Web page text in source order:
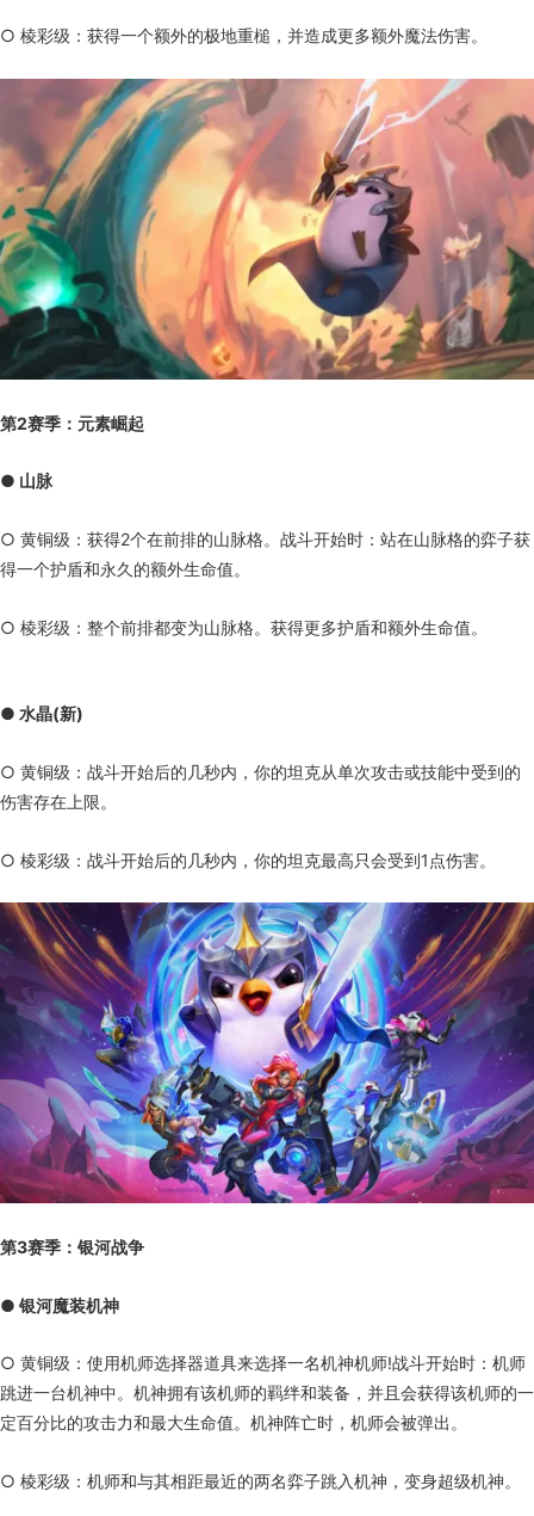
○ 棱彩级：获得一个额外的极地重槌，并造成更多额外魔法伤害。
第2赛季：元素崛起
● 山脉
○ 黄铜级：获得2个在前排的山脉格。战斗开始时：站在山脉格的弈子获
得一个护盾和永久的额外生命值。
○ 棱彩级：整个前排都变为山脉格。获得更多护盾和额外生命值。
● 水晶(新)
○ 黄铜级：战斗开始后的几秒内，你的坦克从单次攻击或技能中受到的
伤害存在上限。
○ 棱彩级：战斗开始后的几秒内，你的坦克最高只会受到1点伤害。
第3赛季：银河战争
● 银河魔装机神
○ 黄铜级：使用机师选择器道具来选择一名机神机师!战斗开始时：机师
跳进一台机神中。机神拥有该机师的羁绊和装备，并且会获得该机师的一
定百分比的攻击力和最大生命值。机神阵亡时，机师会被弹出。
○ 棱彩级：机师和与其相距最近的两名弈子跳入机神，变身超级机神。